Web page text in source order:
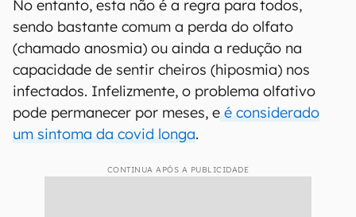
No entanto, esta não é a regra para todos,
sendo bastante comum a perda do olfato
(chamado anosmia) ou ainda a redução na
capacidade de sentir cheiros (hiposmia) nos
infectados. Infelizmente, o problema olfativo
pode permanecer por meses, e é considerado
um sintoma da covid longa.
CONTINUA APÓS A PUBLICIDADE